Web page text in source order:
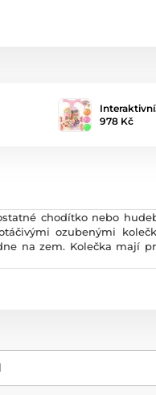
978 Kč
chodítko nebo
ozubenými
na zem. Kolečka mají